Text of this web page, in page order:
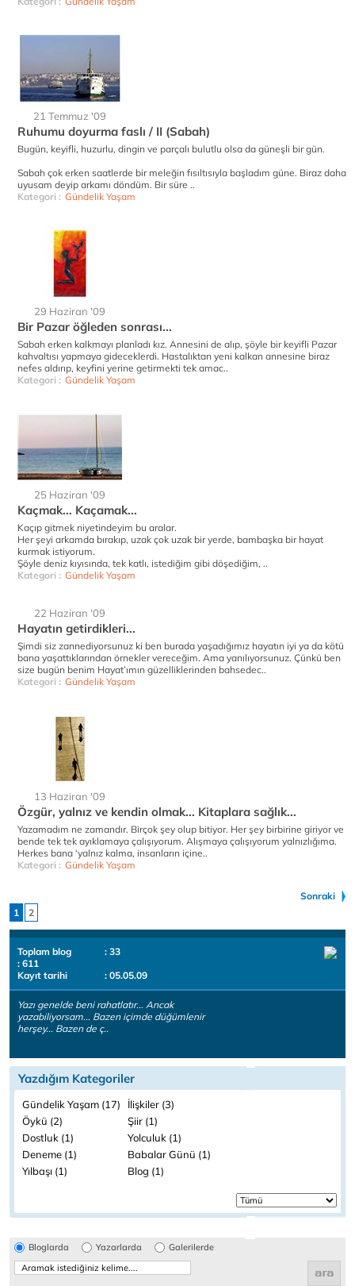
21 Temmuz '09
Ruhumu doyurma faslı / II (Sabah)
Bugün, keyifli, huzurlu, dingin ve parçalı bulutlu olsa da güneşli bir gün.
Sabah çok erken saatlerde bir meleğin fısıltısıyla başladım güne. Biraz daha
uyusam deyip arkamı döndüm. Bir süre ..
Kategori : Gündelik Yaşam
29 Haziran '09
Bir Pazar öğleden sonrası...
Sabah erken kalkmayı planladı kız. Annesini de alıp, şöyle bir keyifli Pazar
kahvaltısı yapmaya gideceklerdi. Hastalıktan yeni kalkan annesine biraz
nefes aldırıp, keyfini yerine getirmekti tek amac..
Kategori : Gündelik Yaşam
25 Haziran '09
Kaçmak... Kaçamak...
Kaçıp gitmek niyetindeyim bu aralar.
Her şeyi arkamda bırakıp, uzak çok uzak bir yerde, bambaşka bir hayat
kurmak istiyorum.
Şöyle deniz kıyısında, tek katlı, istediğim gibi döşediğim, ..
Kategori : Gündelik Yaşam
22 Haziran '09
Hayatın getirdikleri...
Şimdi siz zannediyorsunuz ki ben burada yaşadığımız hayatın iyi ya da kötü
bana yaşattıklarından örnekler vereceğim. Ama yanılıyorsunuz. Çünkü ben
size bugün benim Hayat’ımın güzelliklerinden bahsedec..
Kategori : Gündelik Yaşam
13 Haziran '09
Özgür, yalnız ve kendin olmak... Kitaplara sağlık...
Yazamadım ne zamandır. Birçok şey olup bitiyor. Her şey birbirine giriyor ve
bende tek tek ayıklamaya çalışıyorum. Alışmaya çalışıyorum yalnızlığıma.
Herkes bana ‘yalnız kalma, insanların içine..
Kategori : Gündelik Yaşam
Sonraki
1
2
Toplam blog
: 33
: 611
Kayıt tarihi
: 05.05.09
Yazı genelde beni rahatlatır... Ancak
yazabiliyorsam... Bazen içimde düğümlenir
herşey... Bazen de ç..
Yazdığım Kategoriler
Gündelik Yaşam (17)
İlişkiler (3)
Öykü (2)
Şiir (1)
Dostluk (1)
Yolculuk (1)
Deneme (1)
Babalar Günü (1)
Yılbaşı (1)
Blog (1)
Bloglarda Yazarlarda Galerilerde